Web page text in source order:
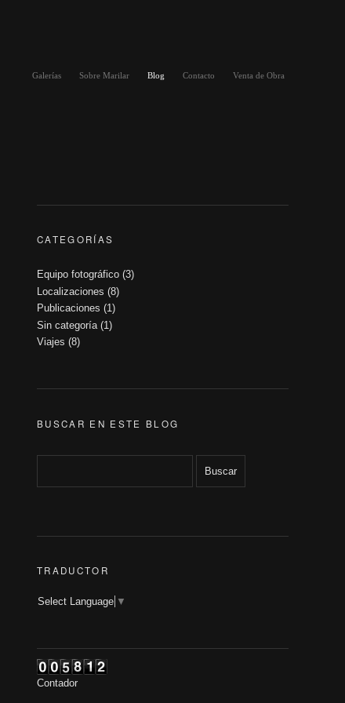
Galerías Sobre Marilar Blog Contacto Venta de Obra
CATEGORÍAS
Equipo fotográfico (3)
Localizaciones (8)
Publicaciones (1)
Sin categoría (1)
Viajes (8)
BUSCAR EN ESTE BLOG
TRADUCTOR
Select Language ▼
Contador